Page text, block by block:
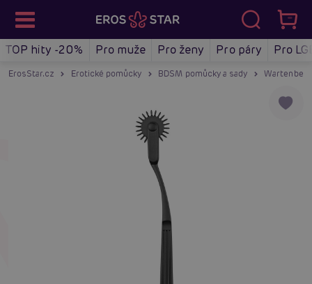
TOP hity -20% Pro muže Pro ženy Pro páry Pro
ErosStar.cz Erotické pomůcky BDSM pomůcky a sady